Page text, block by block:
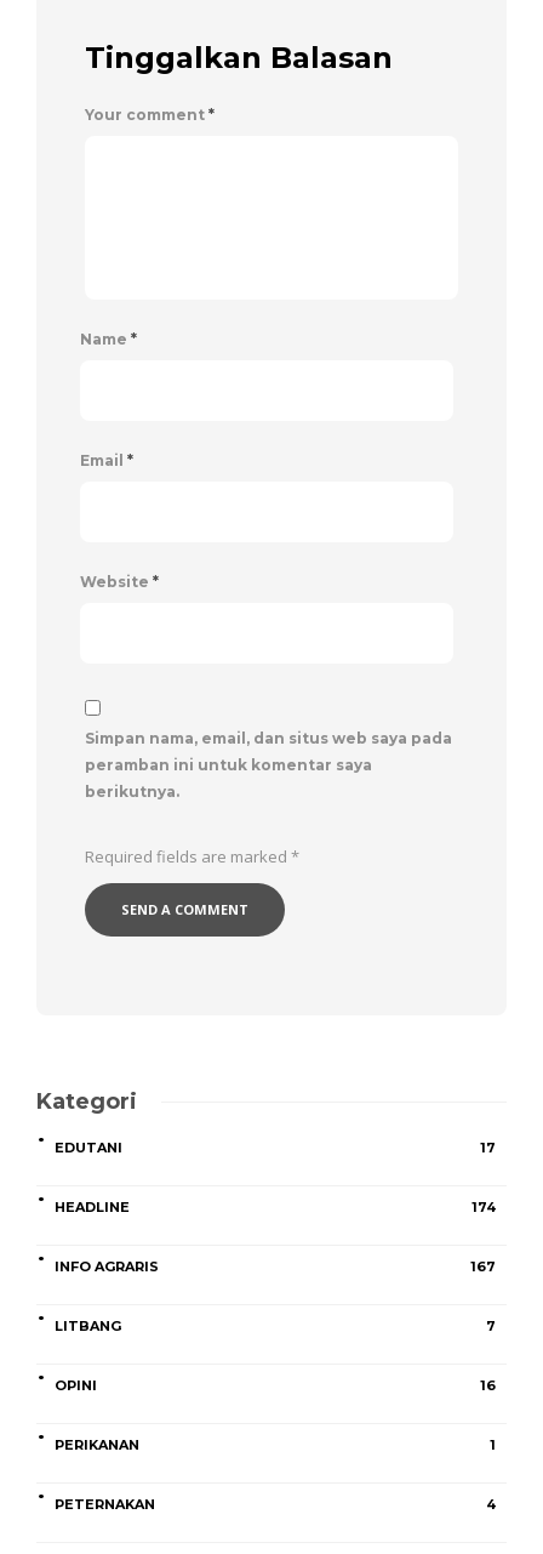
Tinggalkan Balasan
Your comment *
Name *
Email *
Website *
Simpan nama, email, dan situs web saya pada
peramban ini untuk komentar saya
berikutnya.
Required fields are marked *
Kategori
EDUTANI 17
HEADLINE 174
INFO AGRARIS 167
LITBANG 7
OPINI 16
PERIKANAN 1
PETERNAKAN 4